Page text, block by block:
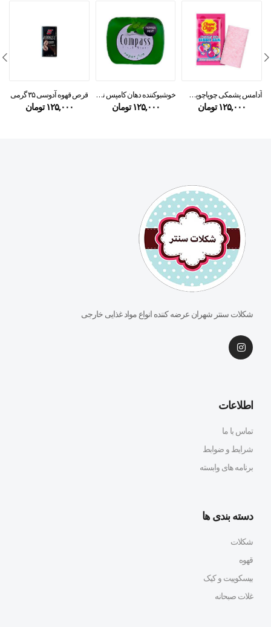
آدامس پشمکی چوپاچوپس طعم توت فرنگی
۱۲۵,۰۰۰ تومان
خوشبوکننده دهان کامپس نعنا بدون شکر
۱۲۵,۰۰۰ تومان
قرص قهوه آدوسی ۳۵ گرمی
۱۲۵,۰۰۰ تومان
شکلات سنتر شهران عرضه کننده انواع مواد غذایی خارجی
اطلاعات
تماس با ما
شرایط و ضوابط
برنامه های وابسته
دسته بندی ها
شکلات
قهوه
بیسکوییت و کیک
غلات صبحانه